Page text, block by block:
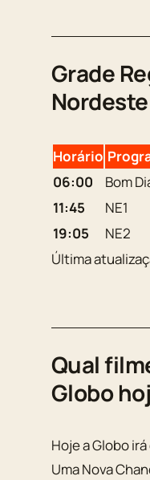
Grade
Nordeste
Horário
06:00
Bom
11:45
NE1
19:05
NE2
Última
Qual
Globo
Hoje a Globo
Uma Nova